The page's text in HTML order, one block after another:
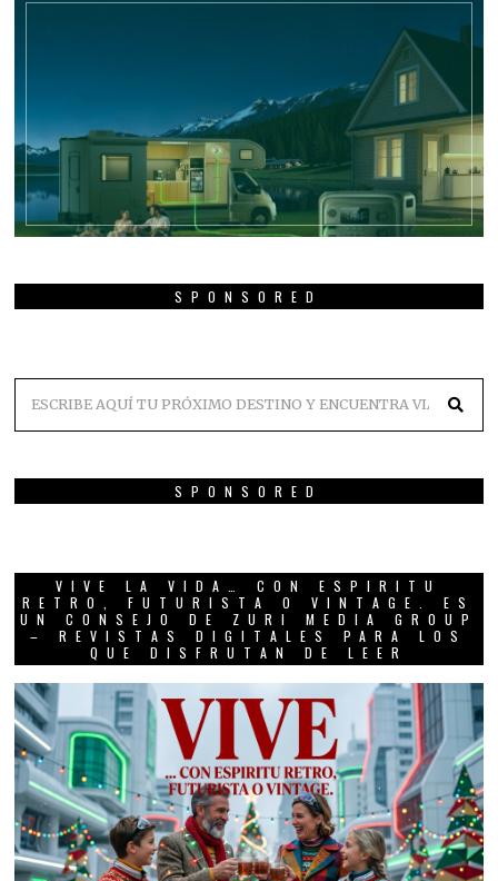
SPONSORED
SPONSORED
VIVE LA VIDA… CON ESPIRITU
RETRO, FUTURISTA O VINTAGE. ES
UN CONSEJO DE ZURI MEDIA GROUP
– REVISTAS DIGITALES PARA LOS
QUE DISFRUTAN DE LEER